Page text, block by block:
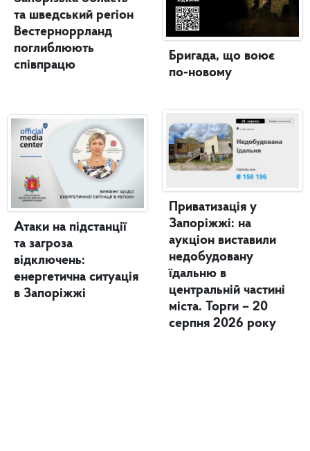
та шведський регіон
Вестерноррланд
поглиблюють
співпрацю
Атаки на підстанції
та загроза
відключень:
енергетична ситуація
в Запоріжжі
Бригада, що воює
по-новому
Приватизація у
Запоріжжі: на
аукціон виставили
недобудовану
їдальню в
центральній частині
міста. Торги – 20
серпня 2026 року